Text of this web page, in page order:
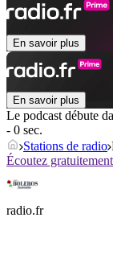
En savoir plus
En savoir plus
Le podcast débute
- 0 sec.
Stations de radio
Écoutez
radio.fr